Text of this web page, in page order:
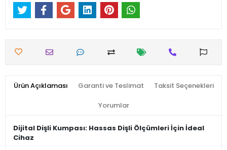
Ürün Açıklaması Garanti ve Teslimat Taksit Seçenekleri
Yorumlar
Dijital Dişli Kumpası: Hassas Dişli Ölçümleri İçin İdeal
Cihaz